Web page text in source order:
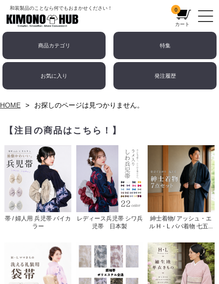
和装製品のことなら何でもおまかせください！ 0
カート
商品カテゴリ 特集
お気に入り 発注履歴
HOME お探しのページは見つかりません。
【注目の商品はこちら！】
帯 / 婦人用 兵児帯 バイカ
ラー
レディース兵児帯 シワ兵
児帯 日本製
紳士着物/ アッシュ・エ
ル H・L パパ着物 七五...